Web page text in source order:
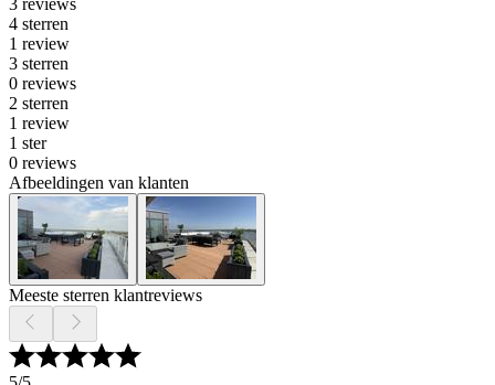
3 reviews
4 sterren
1 review
3 sterren
0 reviews
2 sterren
1 review
1 ster
0 reviews
Afbeeldingen van klanten
Meeste sterren klantreviews